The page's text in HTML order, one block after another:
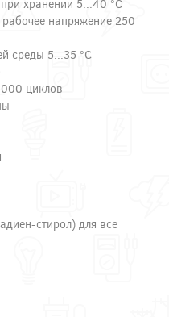
хранении 5...40 °C
напряжение 250
среды 5...35 °C
циклов
стирол) для все